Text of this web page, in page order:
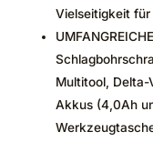
Vielseitigkeit
Multitool, Delta-
Akkus (4,0Ah